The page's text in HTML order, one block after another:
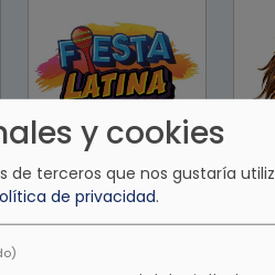
Fiesta Latina
y cookies
de terceros que nos gustaría
de privacidad.